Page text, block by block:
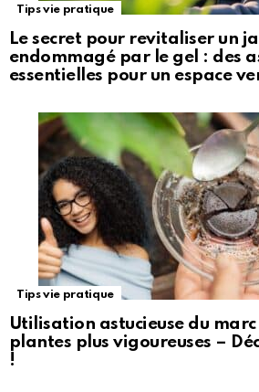
Tips vie pratique
Le secret pour revitaliser un
endommagé par le gel : des
essentielles pour un espace
Tips vie pratique
Utilisation astucieuse du
plantes plus vigoureuses –
!